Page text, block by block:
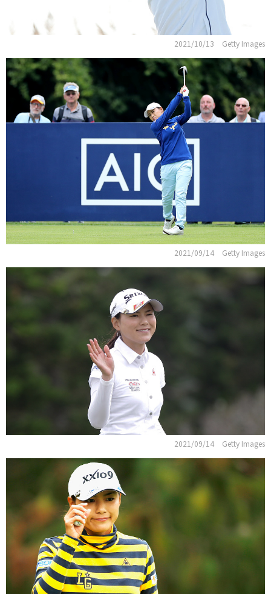
2021/10/13 Getty Images
2021/09/14 Getty Images
2021/09/14 Getty Images